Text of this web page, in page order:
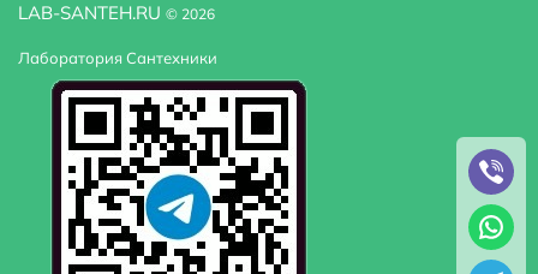
LAB-SANTEH.RU © 2026
Лаборатория Сантехники